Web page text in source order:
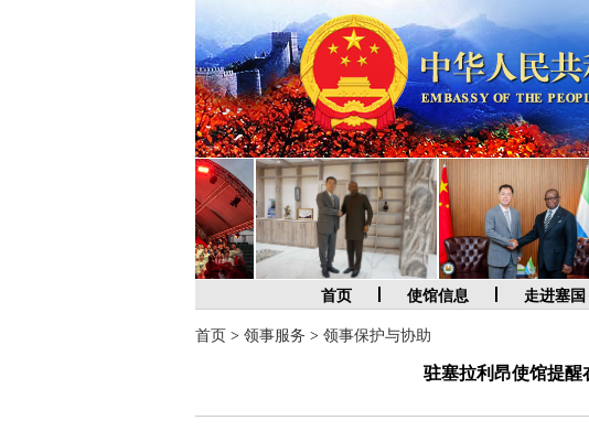
首页 使馆信息 走进塞国
首页 > 领事服务 > 领事保护与协助
驻塞拉利昂使馆提醒